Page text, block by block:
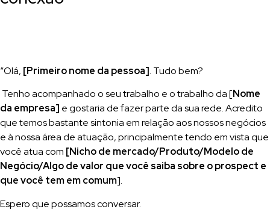
“Olá, [Primeiro nome da pessoa]. Tudo bem?
Tenho acompanhado o seu trabalho e o trabalho da [Nome
da empresa] e gostaria de fazer parte da sua rede. Acredito
que temos bastante sintonia em relação aos nossos negócios
e à nossa área de atuação, principalmente tendo em vista que
você atua com [Nicho de mercado/Produto/Modelo de
Negócio/Algo de valor que você saiba sobre o prospect e
que você tem em comum].
Espero que possamos conversar.